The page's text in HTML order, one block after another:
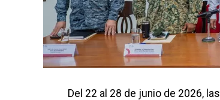
Del 22 al 28 de junio de 2026,